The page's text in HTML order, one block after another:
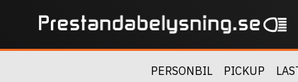
PERSONBIL PICKUP